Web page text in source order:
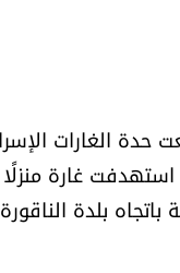
الغارات
غارة منزلًا
بلدة الناقورة